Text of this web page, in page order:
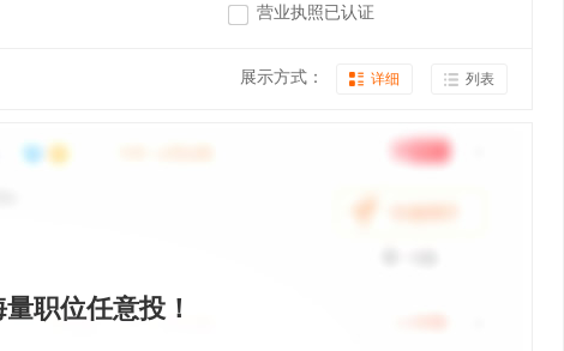
营业执照已认证
展示方式： 详细 列表
职位任意投！